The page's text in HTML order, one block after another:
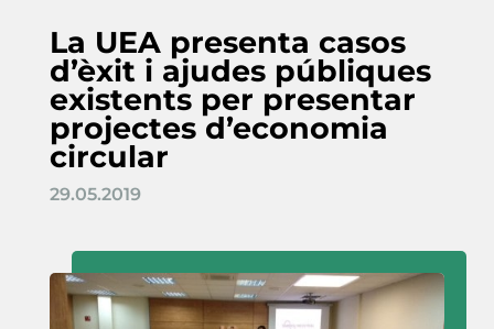
La UEA presenta casos
d’èxit i ajudes públiques
existents per presentar
projectes d’economia
circular
29.05.2019